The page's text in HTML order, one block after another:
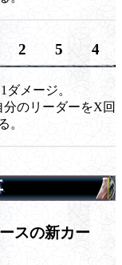
2 5 4
メージ。
のリーダーをX回
。
スの新カー